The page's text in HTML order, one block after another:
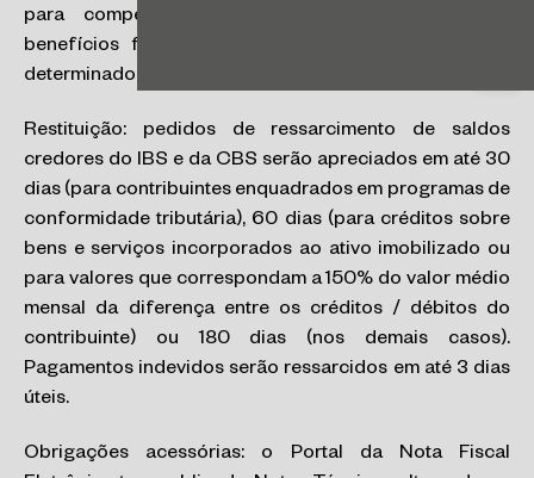
para compensar os contribuintes que possuam
benefícios fiscais de ICMS concedidos por prazo
determinado e sob condição.
Restituição: pedidos de ressarcimento de saldos
credores do IBS e da CBS serão apreciados em até 30
dias (para contribuintes enquadrados em programas de
conformidade tributária), 60 dias (para créditos sobre
bens e serviços incorporados ao ativo imobilizado ou
para valores que correspondam a 150% do valor médio
mensal da diferença entre os créditos / débitos do
contribuinte) ou 180 dias (nos demais casos).
Pagamentos indevidos serão ressarcidos em até 3 dias
úteis.
Obrigações acessórias: o Portal da Nota Fiscal